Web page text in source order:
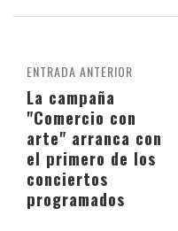
ENTRADA ANTERIOR
La campaña
"Comercio con
arte" arranca con
el primero de los
conciertos
programados